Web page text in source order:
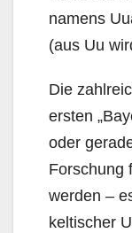
namens
(aus Uu
Die
ersten
oder
Forschung
werden –
keltischer